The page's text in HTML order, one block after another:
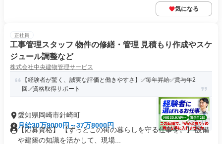
気になる
正社員
工事管理スタッフ 物件の修繕・管理 見積もり作成やスケ
ジュール調整など
株式会社中央建物管理サービス
【経験者が驚く、誠実な評価と働きやすさ】✅毎年昇給✅賞与年2
回✅資格取得サポート
愛知県岡崎市針崎町
月給30万9000円～37万8000円
【応募資格】 【ずっとこの街の暮らしを守る仕事を。】 設備
や建築の知識を活かして、現場...